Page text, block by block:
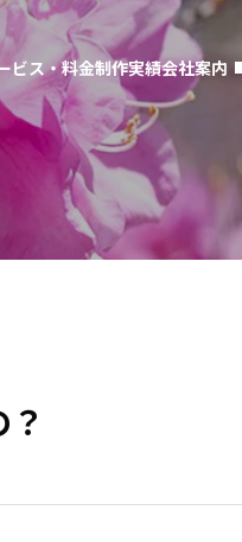
ビス・料金制作実績会社案内